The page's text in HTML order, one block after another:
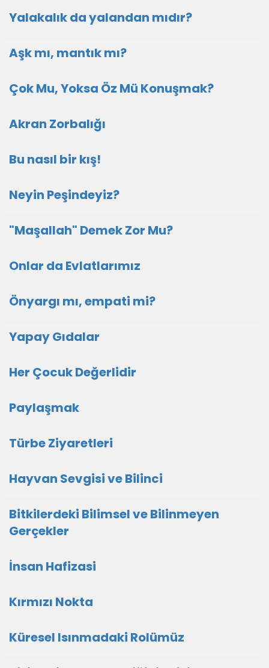
Yalakalık da yalandan mıdır?
Aşk mı, mantık mı?
Çok Mu, Yoksa Öz Mü Konuşmak?
Akran Zorbalığı
Bu nasıl bir kış!
Neyin Peşindeyiz?
"Maşallah" Demek Zor Mu?
Onlar da Evlatlarımız
Önyargı mı, empati mi?
Yapay Gıdalar
Her Çocuk Değerlidir
Paylaşmak
Türbe Ziyaretleri
Hayvan Sevgisi ve Bilinci
Bitkilerdeki Bilimsel ve Bilinmeyen
Gerçekler
İnsan Hafizasi
Kırmızı Nokta
Küresel Isınmadaki Rolümüz